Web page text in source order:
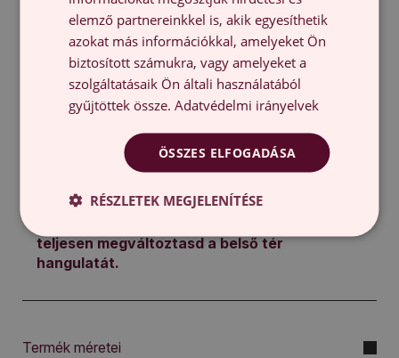
díszítésekkel motívummal ellátott nyomat
kiemeli a panel egyediségét, így valóban
különleges dekorációs elemmé válik.
gondosan megtervezett felület tökéletesen
illeszkedik a különböző lakberendezési
stílusokhoz, harmonikus és egységes vizuális
hatást teremtve.
Az öntapadós kialakításnak köszönhetően a panel
semmilyen extra eszközre vagy szakértelemre.
teljesen megváltoztasd a belső tér
hangulatát.
Termék méretei
elemző partnereinkkel is, akik egyesíthetik
azokat más információkkal, amelyeket Ön
biztosított számukra, vagy amelyeket a
szolgáltatásaik Ön általi használatából
gyűjtöttek össze.Adatvédelmi irányelvek
ÖSSZES ELFOGADÁSA
RÉSZLETEK MEGJELENÍTÉSE